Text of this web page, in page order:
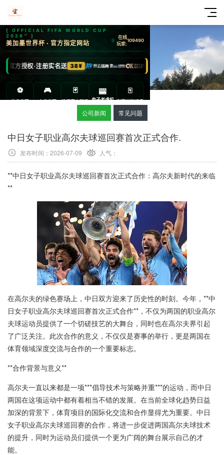
公司新闻 常见问题
中日女子职业高尔夫球巡回赛首次正式合作.
发布时间：2026-07-09 人气：
**中日女子职业高尔夫球巡回赛首次正式合作：高尔夫新时代的来临
**
在高尔夫的绿色赛场上，中日双方迎来了历史性的时刻。今年，**中
日女子职业高尔夫球巡回赛首次正式合作**，不仅为两国的职业高尔
夫球运动员提供了一个切磋技艺的大舞台，同时也在高尔夫界引起
了广泛关注。此次合作的意义，不仅仅是赛事的举行，更是两国在
体育领域深度交流与合作的一个重要标志。
**合作背景与意义**
高尔夫一直以来都是一项***倡导技术与策略并重***的运动，而中日
两国在这项运动中都有着相当不错的发展。在当前全球化趋势日益
加深的背景下，体育项目的国际化交流和合作显得尤为重要。中日
女子职业高尔夫球巡回赛的合作，将进一步促进两国高尔夫球技术
的提升，同时为运动员们提供一个更为广阔的舞台展示自己的才
能。